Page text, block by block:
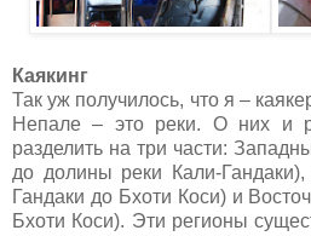
Каякинг
Так уж получилось, что я –
Непале – это реки. О них и
разделить на три части:
до долины реки Кали-
Гандаки до Бхоти Коси) и
Бхоти Коси). Эти регионы